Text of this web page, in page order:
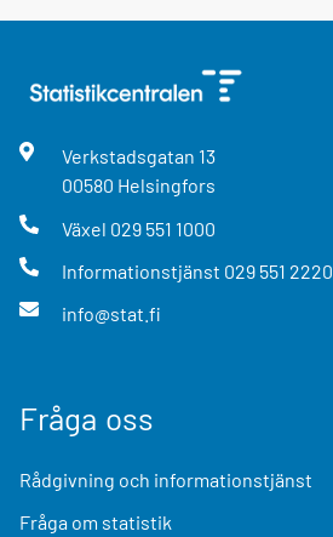
Verkstadsgatan 13
00580 Helsingfors
Växel 029 551 1000
Informationstjänst 029 551 2220
info@stat.fi
Fråga oss
Rådgivning och informationstjänst
Fråga om statistik